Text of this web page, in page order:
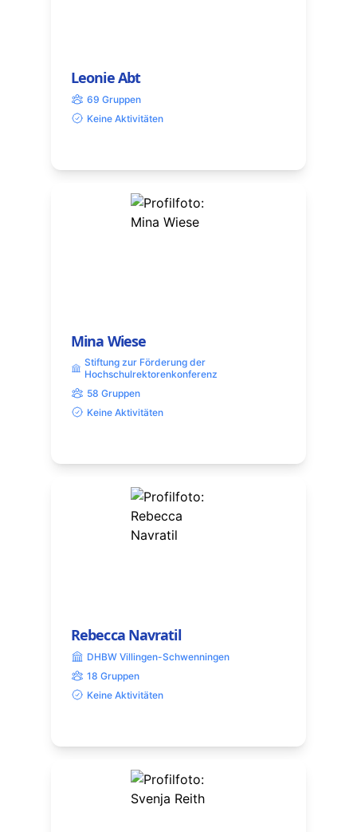
Leonie Abt
69 Gruppen
Keine Aktivitäten
Mina Wiese
Stiftung zur Förderung der
Hochschulrektorenkonferenz
58 Gruppen
Keine Aktivitäten
Rebecca Navratil
DHBW Villingen-Schwenningen
18 Gruppen
Keine Aktivitäten